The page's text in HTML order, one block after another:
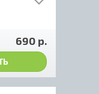
690 р.